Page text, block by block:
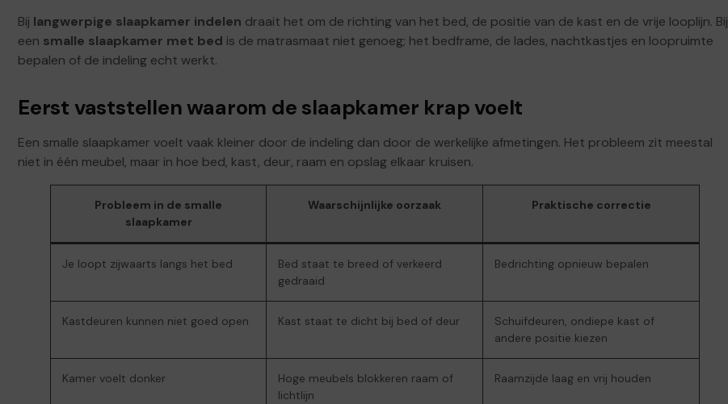
Bij langwerpige slaapkamer indelen draait het om de richting van het bed, de positie van de kast en de vrije looplijn. Bij
een smalle slaapkamer met bed is de matrasmaat niet genoeg; het bedframe, de lades, nachtkastjes en loopruimte
bepalen of de indeling echt werkt.
Eerst vaststellen waarom de slaapkamer krap voelt
Een smalle slaapkamer voelt vaak kleiner door de indeling dan door de werkelijke afmetingen. Het probleem zit meestal
niet in één meubel, maar in hoe bed, kast, deur, raam en opslag elkaar kruisen.
Probleem in de smalle
slaapkamer
Waarschijnlijke oorzaak Praktische correctie
Je loopt zijwaarts langs het bed
Bed staat te breed of verkeerd
gedraaid
Bedrichting opnieuw bepalen
Kastdeuren kunnen niet goed open Kast staat te dicht bij bed of deur
Schuifdeuren, ondiepe kast of
andere positie kiezen
Kamer voelt donker
Hoge meubels blokkeren raam of
lichtlijn
Raamzijde laag en vrij houden